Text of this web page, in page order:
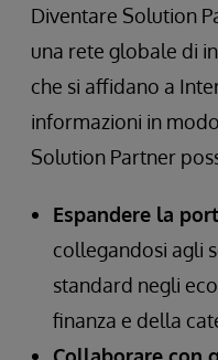
Diventare Solution
una rete globale di
che si affidano a
informazioni in
Solution Partner
Espandere la
collegandosi agli
standard negli
finanza e della